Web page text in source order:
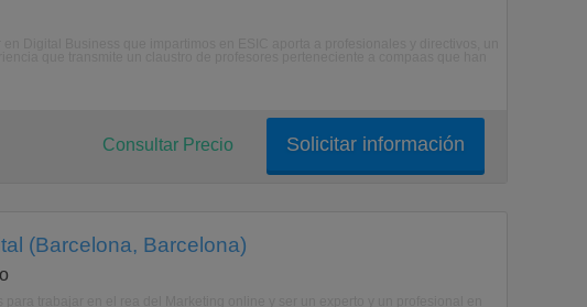
Solicitar información
Consultar Precio
(Barcelona, Barcelona)